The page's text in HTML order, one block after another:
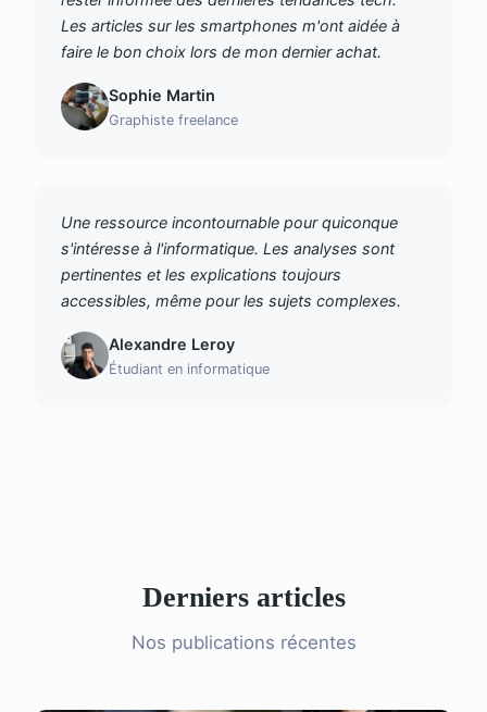
Les articles sur les smartphones m'ont aidée à
faire le bon choix lors de mon dernier achat.
Sophie Martin
Graphiste freelance
Une ressource incontournable pour quiconque
s'intéresse à l'informatique. Les analyses sont
pertinentes et les explications toujours
accessibles, même pour les sujets complexes.
Alexandre Leroy
Étudiant en informatique
Derniers articles
Nos publications récentes